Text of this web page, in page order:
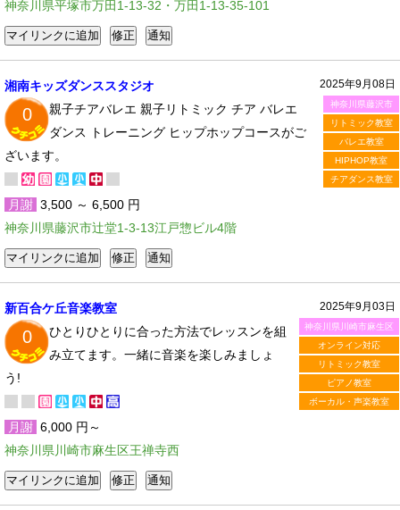
神奈川県平塚市万田1-13-32・万田1-13-35-101
2025年9月08日
神奈川県藤沢市
リトミック教室
バレエ教室
HIPHOP教室
チアダンス教室
湘南キッズダンススタジオ
0
親子チアバレエ 親子リトミック チア バレエ
ダンス トレーニング ヒップホップコースがご
ざいます。
月謝 3,500 ～ 6,500 円
神奈川県藤沢市辻堂1-3-13江戸惣ビル4階
2025年9月03日
神奈川県川崎市麻生区
オンライン対応
リトミック教室
ピアノ教室
ボーカル・声楽教室
新百合ケ丘音楽教室
0
ひとりひとりに合った方法でレッスンを組
み立てます。一緒に音楽を楽しみましょ
う!
月謝 6,000 円～
神奈川県川崎市麻生区王禅寺西